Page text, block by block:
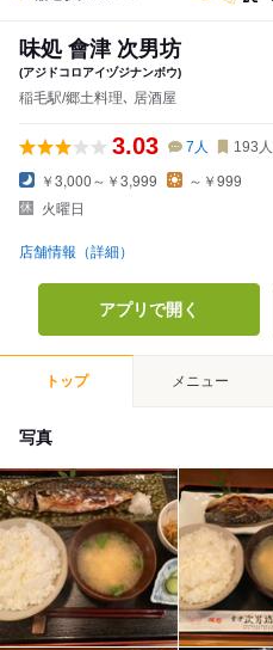
味処 會津 次男坊
(アジドコロアイヅジナンボウ)
稲毛駅/郷土料理､ 居酒屋
3.03 7 人 193 人
￥3,000～￥3,999
～￥999
火曜日
店舗情報（詳細）
アプリで開く
トップ メニュー
写真